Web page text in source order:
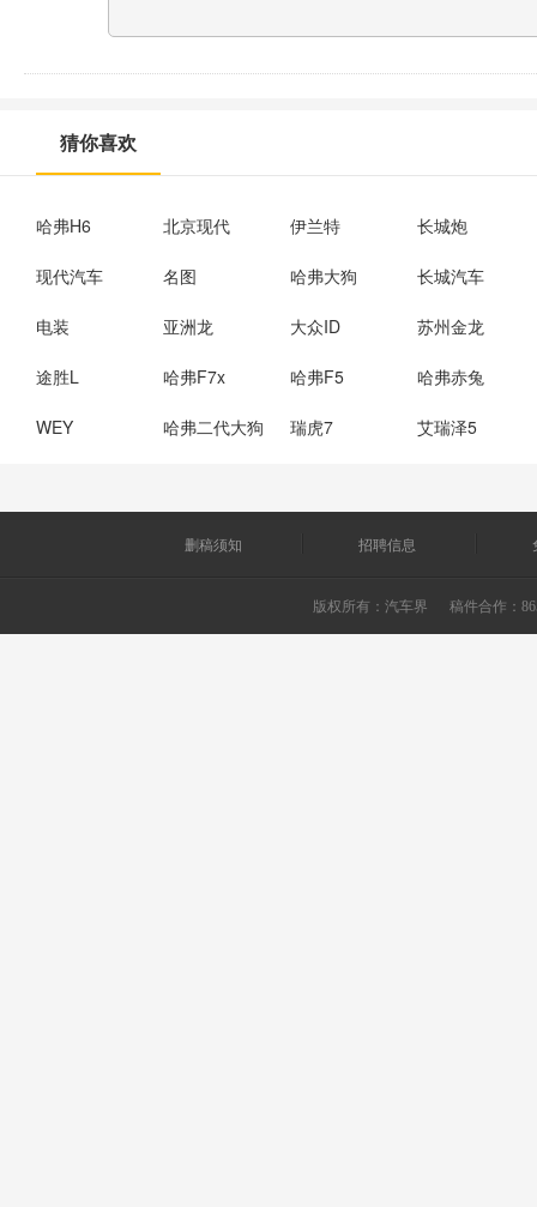
猜你喜欢
哈弗H6 北京现代 伊兰特 长城炮
现代汽车 名图 哈弗大狗 长城汽车
电装 亚洲龙 大众ID 苏州金龙
途胜L 哈弗F7x 哈弗F5 哈弗赤兔
WEY 哈弗二代大狗 瑞虎7 艾瑞泽5
删稿须知 招聘信息
版权所有： 汽车界 稿件合作：